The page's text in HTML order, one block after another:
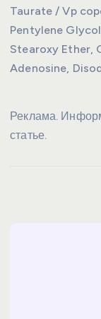
Taurate / Vp
Pentylene
Stearoxy Ether,
Adenosine,
Реклама.
статье.